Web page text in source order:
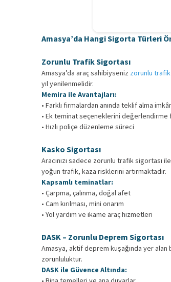
Amasya’da Hangi Sigorta Türleri
Zorunlu Trafik Sigortası
Amasya’da araç sahibiyseniz zorunlu
yıl yenilenmelidir.
Memira ile Avantajları:
• Farklı firmalardan anında teklif alma
• Ek teminat seçeneklerini değerlendirme
• Hızlı poliçe düzenleme süreci
Kasko Sigortası
Aracınızı sadece zorunlu trafik sigortası
yoğun trafik, kaza risklerini artırmaktadır.
Kapsamlı teminatlar:
• Çarpma, çalınma, doğal afet
• Cam kırılması, mini onarım
• Yol yardım ve ikame araç hizmetleri
DASK – Zorunlu Deprem Sigortası
Amasya, aktif deprem kuşağında yer
zorunluluktur.
DASK ile Güvence Altında: